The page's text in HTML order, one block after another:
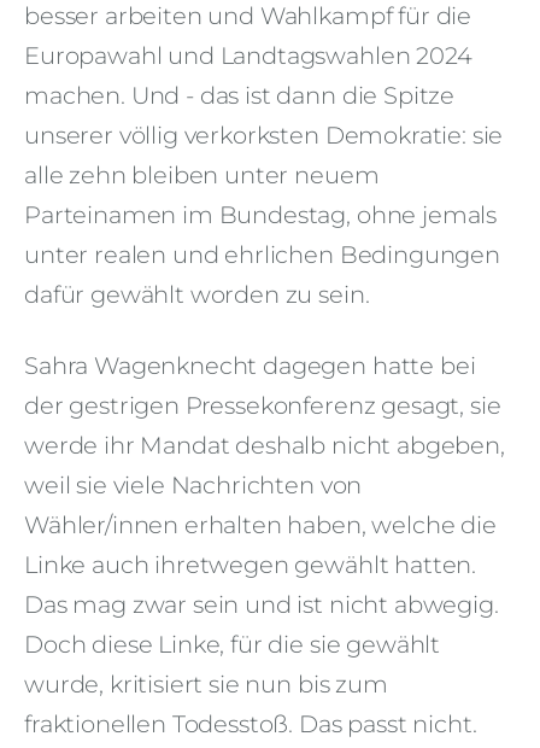
besser arbeiten und Wahlkampf für die
Europawahl und Landtagswahlen 2024
machen. Und - das ist dann die Spitze
unserer völlig verkorksten Demokratie: sie
alle zehn bleiben unter neuem
Parteinamen im Bundestag, ohne jemals
unter realen und ehrlichen Bedingungen
dafür gewählt worden zu sein.
Sahra Wagenknecht dagegen hatte bei
der gestrigen Pressekonferenz gesagt, sie
werde ihr Mandat deshalb nicht abgeben,
weil sie viele Nachrichten von
Wähler/innen erhalten haben, welche die
Linke auch ihretwegen gewählt hatten.
Das mag zwar sein und ist nicht abwegig.
Doch diese Linke, für die sie gewählt
wurde, kritisiert sie nun bis zum
fraktionellen Todesstoß. Das passt nicht.